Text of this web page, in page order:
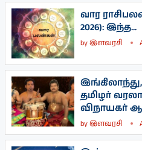
வார
2026): இந்த...
byஇளவரசி
தமிழர்
விநாயகர்
byஇளவரசி